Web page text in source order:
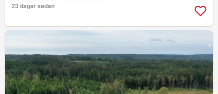
23 dagar sedan